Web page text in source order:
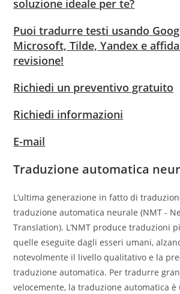
soluzione ideale per te?
Puoi tradurre testi usando
Microsoft, Tilde, Yandex e
revisione!
Richiedi un preventivo gratuito
Richiedi informazioni
E-mail
Traduzione automatica
L’ultima generazione in fatto di
traduzione automatica neurale (NMT -
Translation). L’NMT produce traduzioni
quelle eseguite dagli esseri umani,
notevolmente il livello qualitativo e la
traduzione automatica. Per tradurre
velocemente, la traduzione automatica